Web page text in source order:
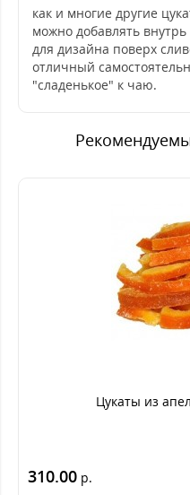
как и многие другие
можно добавлять
для дизайна поверх
отличный
"сладенькое" к чаю.
Цукаты из
310.00 р.